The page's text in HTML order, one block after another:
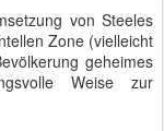
von Steeles
Zone (vielleicht
geheimes
Weise zur